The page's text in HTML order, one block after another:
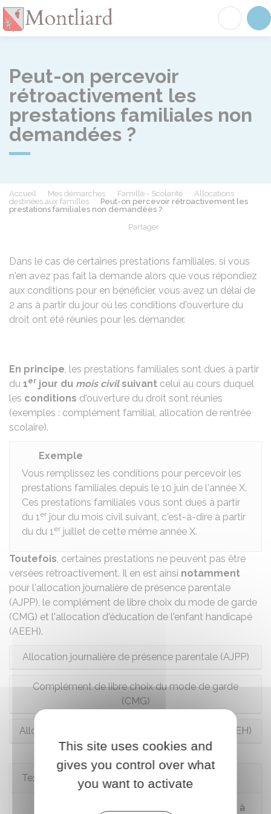
Peut-on percevoir
rétroactivement les
prestations familiales non
demandées ?
Accueil Mes démarches Famille - Scolarité
Allocations
destinées aux familles
Peut-on percevoir rétroactivement les
prestations familiales non demandées ?
Partager
Dans le cas de certaines prestations familiales, si vous
n'en avez pas fait la demande alors que vous répondiez
aux conditions pour en bénéficier, vous avez un délai de
2 ans à partir du jour où les conditions d'ouverture du
droit ont été réunies pour les demander.
En principe, les prestations familiales sont dues à partir
du 1er jour du mois civilsuivant celui au cours duquel
les conditions d'ouverture du droit sont réunies
(exemples : complément familial, allocation de rentrée
scolaire).
Exemple
Vous remplissez les conditions pour percevoir les
prestations familiales depuis le 10 juin de l'année X.
Ces prestations familiales vous sont dues à partir
du 1er jour du mois civil suivant, c'est-à-dire à partir
du du 1er juillet de cette même année X.
Toutefois, certaines prestations ne peuvent pas être
versées rétroactivement. Il en est ainsi notamment
pour l'allocation journalière de présence parentale
(AJPP), le complément de libre choix du mode de garde
(CMG) et l'allocation d'éducation de l'enfant handicapé
(AEEH).
Allocation journalière de présence parentale (AJPP)
Complément de libre choix du mode de garde
(CMG)
Allocation d'éducation de l'enfant handicapé (AEEH)
Textes de référence
Code de la sécurité sociale : articles L553-1 à
This site uses cookies and
gives you control over what
you want to activate